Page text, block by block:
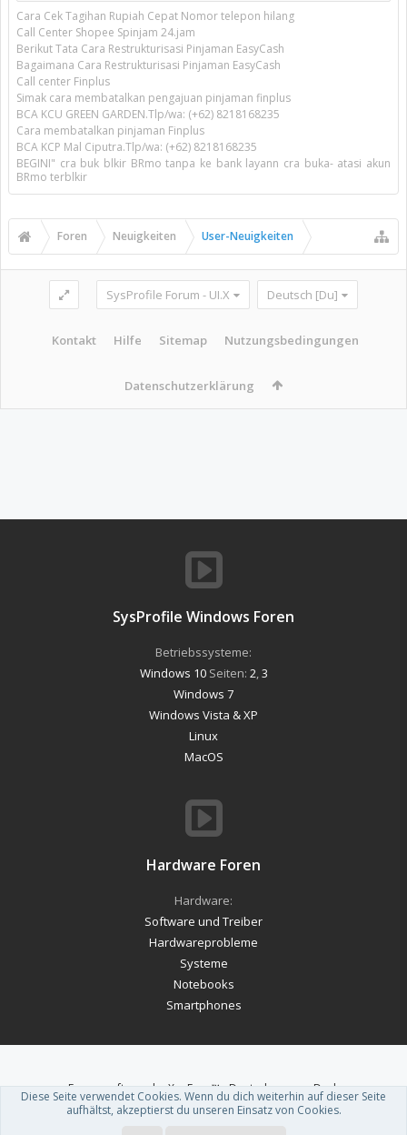
Cara Cek Tagihan Rupiah Cepat Nomor telepon hilang
Call Center Shopee Spinjam 24.jam
Berikut Tata Cara Restrukturisasi Pinjaman EasyCash
Bagaimana Cara Restrukturisasi Pinjaman EasyCash
Call center Finplus
Simak cara membatalkan pengajuan pinjaman finplus
BCA KCU GREEN GARDEN.Tlp/wa: (+62) 8218168235
Cara membatalkan pinjaman Finplus
BCA KCP Mal Ciputra.Tlp/wa: (+62) 8218168235
BEGINI" cra buk blkir BRmo tanpa ke bank layann cra buka- atasi akun
BRmo terblkir
Foren Neuigkeiten User-Neuigkeiten
SysProfile Forum - UI.X Deutsch [Du]
Kontakt Hilfe Sitemap Nutzungsbedingungen
Datenschutzerklärung
SysProfile Windows Foren
Betriebssysteme:
Windows 10Seiten: 2 3
Windows 7
Windows Vista & XP
Linux
MacOS
Hardware Foren
Hardware:
Software und Treiber
Hardwareprobleme
Systeme
Notebooks
Smartphones
Forum software by XenForo™-Deutsch von xenDach
Theme designed byThemeHouse .
Diese Seite verwendet Cookies. Wenn du dich weiterhin auf dieser Seite
aufhältst, akzeptierst du unseren Einsatz von Cookies.